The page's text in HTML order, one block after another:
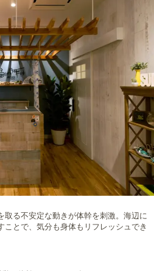
取る不安定な動きが体幹を刺激。海辺に
ことで、気分も身体もリフレッシュでき